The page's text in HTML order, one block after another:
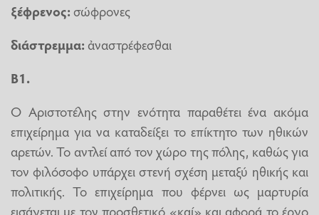
ξέφρενος:σώφρονες
διάστρεμμα: ἀναστρέφεσθαι
B1.
Ο Αριστοτέλης στην ενότητα παραθέτει ένα ακόμα
επιχείρημα για να καταδείξει το επίκτητο των ηθικών
αρετών. Το αντλεί από τον χώρο της πόλης, καθώς για
τον φιλόσοφο υπάρχει στενή σχέση μεταξύ ηθικής και
πολιτικής. Το επιχείρημα που φέρνει ως μαρτυρία
εισάγεται με τον προσθετικό «καί» και αφορά το έργο